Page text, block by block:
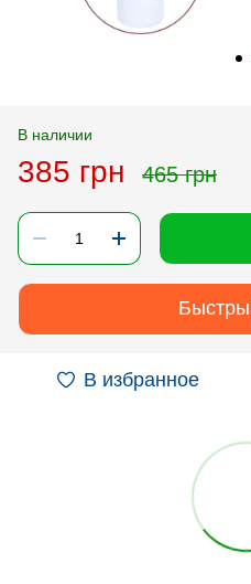
В наличии
385 грн 465 грн
В избранное